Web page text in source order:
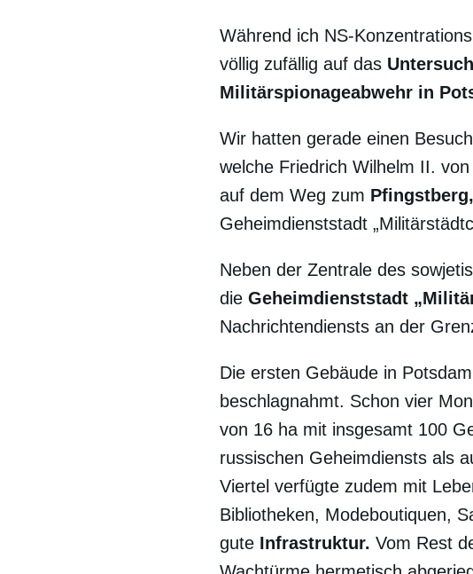
Während ich NS-
völlig zufällig auf das
Militärspionageabwehr in
Wir hatten gerade einen
welche Friedrich Wilhelm II.
auf dem Weg zum Pfingstberg,
Geheimdienststadt
Neben der Zentrale des
die Geheimdienststadt
Nachrichtendiensts an der
Die ersten Gebäude in
beschlagnahmt. Schon vier
von 16 ha mit insgesamt 100
russischen Geheimdiensts als
Viertel verfügte zudem mit
Bibliotheken, Modeboutiquen,
gute Infrastruktur. Vom Rest